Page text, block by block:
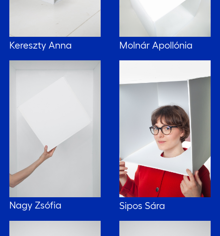
Kereszty Anna Molnár Apollónia
Nagy Zsófia Sipos Sára